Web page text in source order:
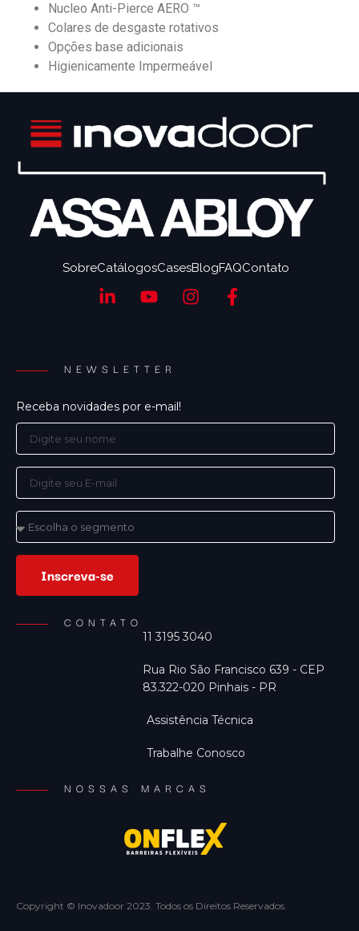
Nucleo Anti-Pierce AERO ™
Colares de desgaste rotativos
Opções base adicionais
Higienicamente Impermeável
SobreCatálogosCasesBlogFAQContato
NEWSLETTER
Receba novidades por e-mail!
Inscreva-se
CONTATO
11 3195 3040
Rua Rio São Francisco 639 - CEP
83.322-020 Pinhais - PR
Assistência Técnica
Trabalhe Conosco
NOSSAS MARCAS
Copyright © Inovadoor 2023. Todos os Direitos Reservados.